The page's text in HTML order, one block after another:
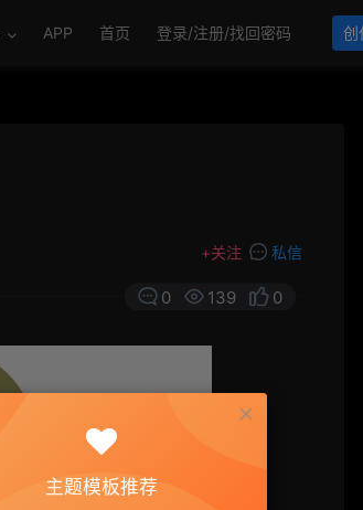
APP 首页 登录/注册/找回密码 创
+关注 私信
0 139 0
主题模板推荐